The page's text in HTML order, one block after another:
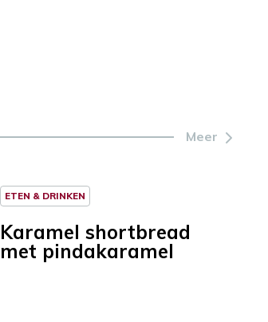
Meer
ETEN & DRINKEN
Karamel shortbread
met pindakaramel